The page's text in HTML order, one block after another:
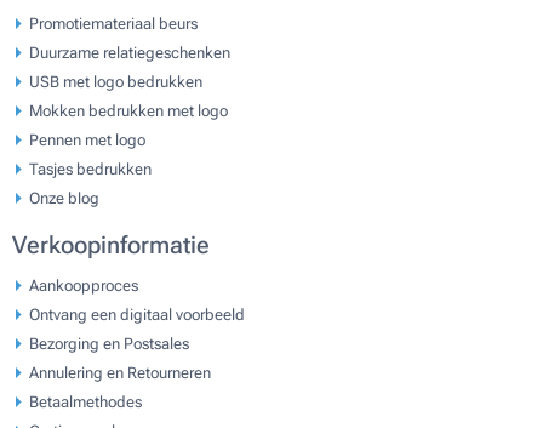
Promotiemateriaal beurs
Duurzame relatiegeschenken
USB met logo bedrukken
Mokken bedrukken met logo
Pennen met logo
Tasjes bedrukken
Onze blog
Verkoopinformatie
Aankoopproces
Ontvang een digitaal voorbeeld
Bezorging en Postsales
Annulering en Retourneren
Betaalmethodes